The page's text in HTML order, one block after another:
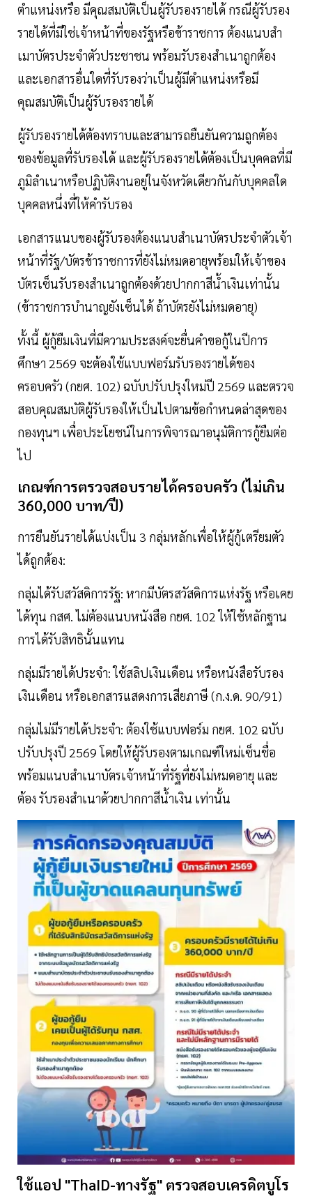
ตำแหน่งหรือ มีคุณสมบัติเป็นผู้รับรองรายได้ กรณีผู้รับรอง
รายได้ที่มีใช่เจ้าหน้าที่ของรัฐหรือข้าราชการ ต้องแนบสำ
เมาบัตรประจำตัวประชาชน พร้อมรับรองสำเนาถูกต้อง
และเอกสารอื่นใดที่รับรองว่าเป็นผู้มีตำแหน่งหรือมี
คุณสมบัติเป็นผู้รับรองรายได้
ผู้รับรองรายได้ต้องทราบและสามารถยืนยันความถูกต้อง
ของข้อมูลที่รับรองได้ และผู้รับรองรายได้ต้องเป็นบุคคลที่มี
ภูมิลำเนาหรือปฏิบัติงานอยู่ในจังหวัดเดียวกันกับบุคคลใด
บุคคลหนึ่งที่ให้คำรับรอง
เอกสารแนบของผู้รับรองต้องแนบสำเนาบัตรประจำตัวเจ้า
หน้าที่รัฐ/บัตรข้าราชการที่ยังไม่หมดอายุพร้อมให้เจ้าของ
บัตรเซ็นรับรองสำเนาถูกต้องด้วยปากกาสีน้ำเงินเท่านั้น
(ข้าราชการบำนาญยังเซ็นได้ ถ้าบัตรยังไม่หมดอายุ)
ทั้งนี้ ผู้กู้ยืมเงินที่มีความประสงค์จะยื่นคำขอกู้ในปีการ
ศึกษา 2569 จะต้องใช้แบบฟอร์มรับรองรายได้ของ
ครอบครัว (กยศ. 102) ฉบับปรับปรุงใหม่ปี 2569 และตรวจ
สอบคุณสมบัติผู้รับรองให้เป็นไปตามข้อกำหนดล่าสุดของ
กองทุนฯ เพื่อประโยชน์ในการพิจารณาอนุมัติการกู้ยืมต่อ
ไป
เกณฑ์การตรวจสอบรายได้ครอบครัว (ไม่เกิน
360,000 บาท/ปี)
การยืนยันรายได้แบ่งเป็น 3 กลุ่มหลักเพื่อให้ผู้กู้เตรียมตัว
ได้ถูกต้อง:
กลุ่มได้รับสวัสดิการรัฐ: หากมีบัตรสวัสดิการแห่งรัฐ หรือเคย
ได้ทุน กสศ. ไม่ต้องแนบหนังสือ กยศ. 102 ให้ใช้หลักฐาน
การได้รับสิทธินั้นแทน
กลุ่มมีรายได้ประจำ: ใช้สลิปเงินเดือน หรือหนังสือรับรอง
เงินเดือน หรือเอกสารแสดงการเสียภาษี (ก.ง.ด. 90/91)
กลุ่มไม่มีรายได้ประจำ: ต้องใช้แบบฟอร์ม กยศ. 102 ฉบับ
ปรับปรุงปี 2569 โดยให้ผู้รับรองตามเกณฑ์ใหม่เซ็นชื่อ
พร้อมแนบสำเนาบัตรเจ้าหน้าที่รัฐที่ยังไม่หมดอายุ และ
ต้อง รับรองสำเนาด้วยปากกาสีน้ำเงิน เท่านั้น
ใช้แอป "ThaID-ทางรัฐ" ตรวจสอบเครดิตบูโร